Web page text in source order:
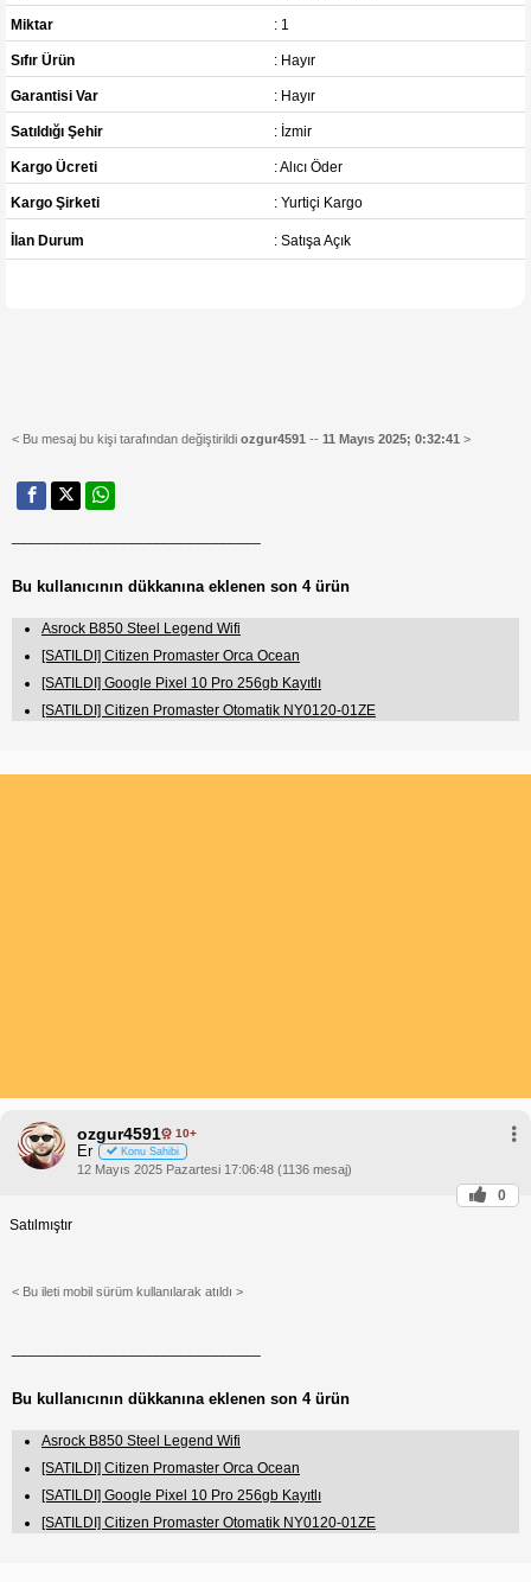
Miktar : 1
Sıfır Ürün : Hayır
Garantisi Var : Hayır
Satıldığı Şehir : İzmir
Kargo Ücreti : Alıcı Öder
Kargo Şirketi : Yurtiçi Kargo
İlan Durum : Satışa Açık
< Bu mesaj bu kişi tarafından değiştirildi ozgur4591 -- 11 Mayıs 2025; 0:32:41 >
Bu kullanıcının dükkanına eklenen son 4 ürün
Asrock B850 Steel Legend Wifi
[SATILDI] Citizen Promaster Orca Ocean
[SATILDI] Google Pixel 10 Pro 256gb Kayıtlı
[SATILDI] Citizen Promaster Otomatik NY0120-01ZE
ozgur4591 10+
Er Konu Sahibi
12 Mayıs 2025 Pazartesi 17:06:48 (1136 mesaj)
0
Satılmıştır
< Bu ileti mobil sürüm kullanılarak atıldı >
Bu kullanıcının dükkanına eklenen son 4 ürün
Asrock B850 Steel Legend Wifi
[SATILDI] Citizen Promaster Orca Ocean
[SATILDI] Google Pixel 10 Pro 256gb Kayıtlı
[SATILDI] Citizen Promaster Otomatik NY0120-01ZE